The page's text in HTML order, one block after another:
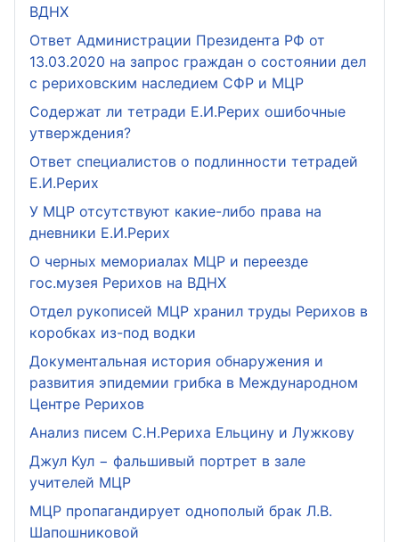
ВДНХ
Ответ Администрации Президента РФ от
13.03.2020 на запрос граждан о состоянии дел
с рериховским наследием СФР и МЦР
Содержат ли тетради Е.И.Рерих ошибочные
утверждения?
Ответ специалистов о подлинности тетрадей
Е.И.Рерих
У МЦР отсутствуют какие-либо права на
дневники Е.И.Рерих
О черных мемориалах МЦР и переезде
гос.музея Рерихов на ВДНХ
Отдел рукописей МЦР хранил труды Рерихов в
коробках из-под водки
Документальная история обнаружения и
развития эпидемии грибка в Международном
Центре Рерихов
Анализ писем С.Н.Рериха Ельцину и Лужкову
Джул Кул − фальшивый портрет в зале
учителей МЦР
МЦР пропагандирует однополый брак Л.В.
Шапошниковой